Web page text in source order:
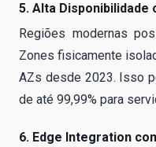
5. Alta Disponibilidade
Regiões modernas
Zones fisicamente
AZs desde 2023. Isso
de até 99,99% para
6. Edge Integration